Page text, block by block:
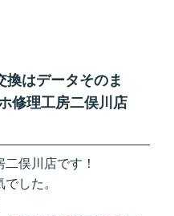
はデータそのま
修理工房二俣川店
俣川店です！
した。